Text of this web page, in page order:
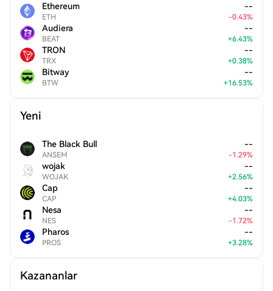
Ethereum
ETH
--
-0.43%
Audiera
BEAT
--
+6.43%
TRON
TRX
--
+0.38%
Bitway
BTW
--
+16.53%
Yeni
The Black Bull
ANSEM
--
-1.29%
wojak
WOJAK
--
+2.56%
Cap
CAP
--
+4.03%
Nesa
NES
--
-1.72%
Pharos
PROS
--
+3.28%
Kazananlar